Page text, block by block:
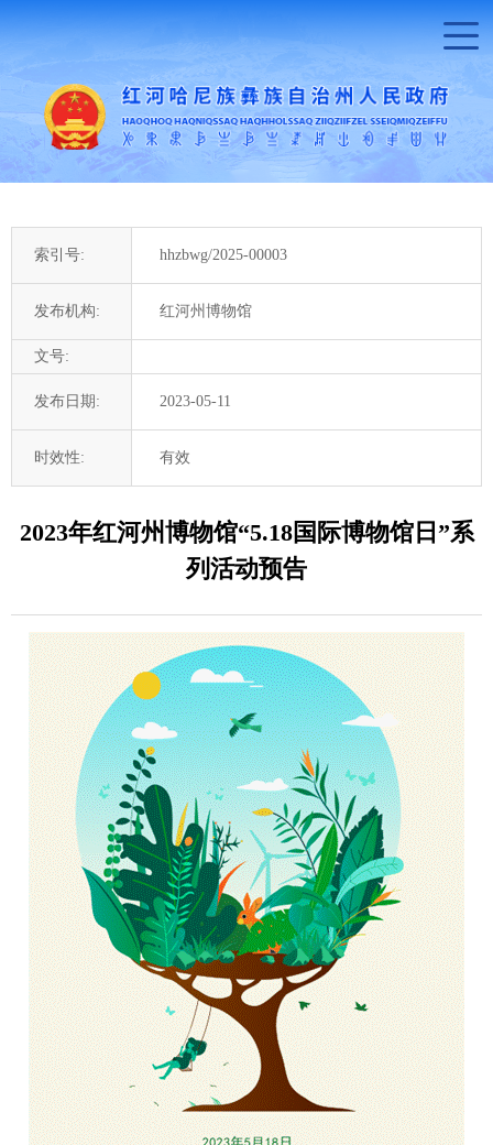
索引号: hhzbwg/2025-00003
发布机构: 红河州博物馆
文号:
发布日期: 2023-05-11
时效性: 有效
2023年红河州博物馆“5.18国际博物馆日”系
列活动预告